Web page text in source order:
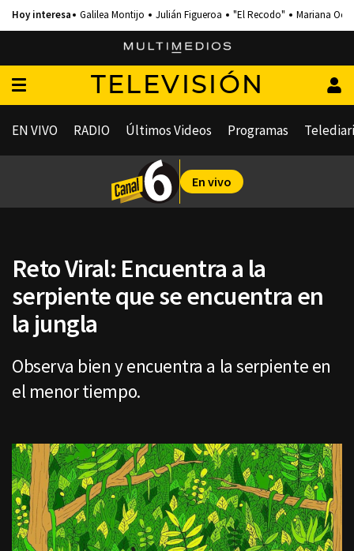
Galilea Montijo Julián Figueroa "El Recodo" Mariana
TELEVISIÓN
EN VIVO RADIO Últimos Videos Programas
En vivo
Reto Viral: Encuentra a la
serpiente que se encuentra en
la jungla
Observa bien y encuentra a la serpiente en
el menor tiempo.